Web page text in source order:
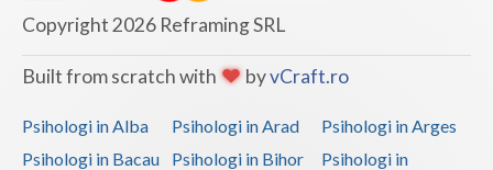
Copyright 2026 Reframing SRL
Built from scratch with byvCraft.ro
Psihologi in Alba Psihologi in Arad
Psihologi in Arges
Psihologi in Bacau
Psihologi in Bihor
Psihologi in